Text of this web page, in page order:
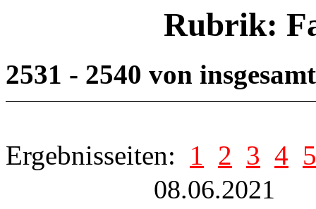
Rubrik:
2531 - 2540 von
Ergebnisseiten: 1 2 3 4 5
08.06.2021